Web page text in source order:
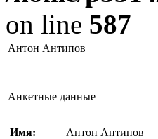
on line 587
Антон Антипов
Анкетные данные
Имя: Антон Антипов